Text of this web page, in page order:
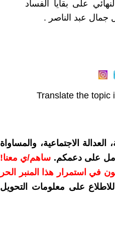
على بقايا الفساد
جمال عبد الناصر .
Translate the topic
الاجتماعية، والمساواة
على دعمكم. ساهم/ي معنا!
في استمرار هذا المنبر الحر
للاطلاع على معلومات التحويل